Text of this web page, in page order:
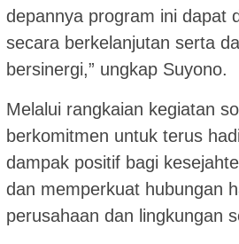
depannya program ini dapat
secara berkelanjutan serta
bersinergi,” ungkap Suyono.
Melalui rangkaian kegiatan
berkomitmen untuk terus
dampak positif bagi
dan memperkuat hubungan
perusahaan dan lingkungan